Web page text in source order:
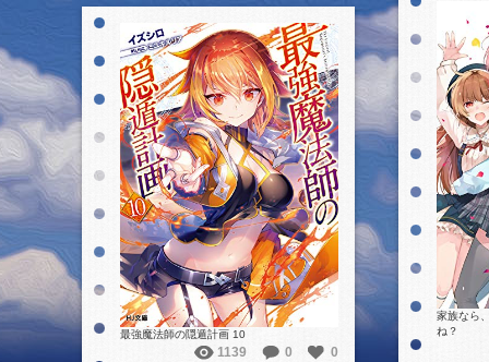
家族なら
ね？
詳細を見る
最強魔法師の隠遁計画 10
1139 0 0